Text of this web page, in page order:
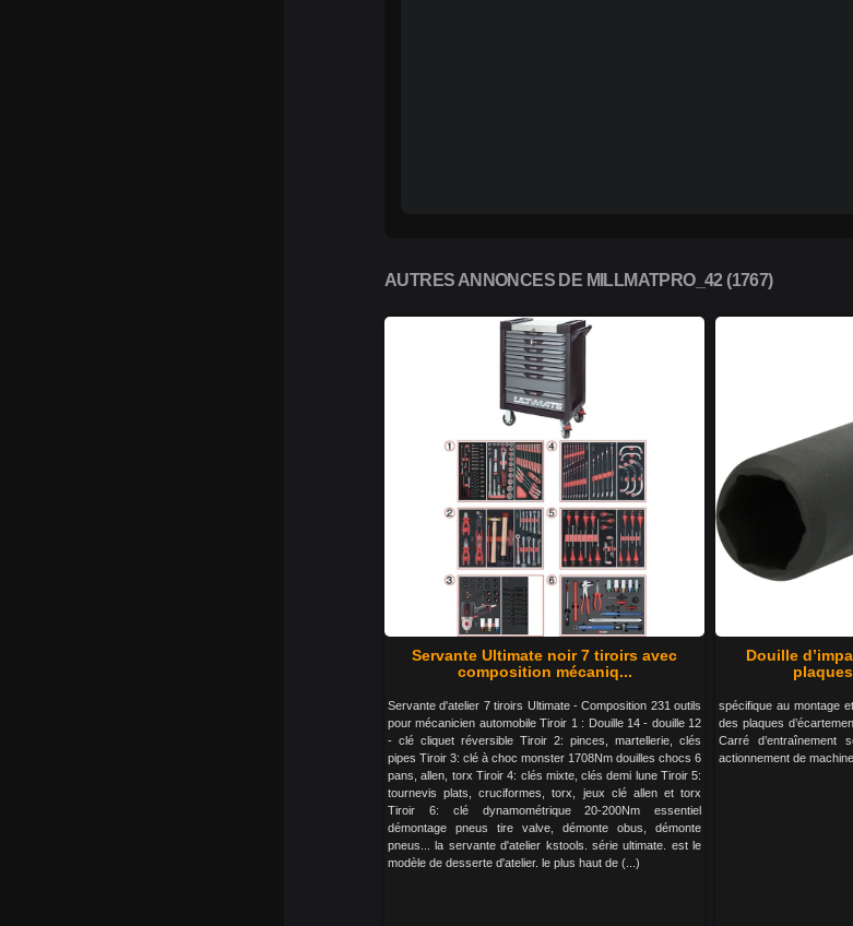
AUTRES ANNONCES DE MILLMATPRO_42 (1767)
Servante Ultimate noir 7 tiroirs avec
composition mécaniq...
Servante d'atelier 7 tiroirs Ultimate - Composition 231 outils
pour mécanicien automobile Tiroir 1 : Douille 14 - douille 12
- clé cliquet réversible Tiroir 2: pinces, martellerie, clés
pipes Tiroir 3: clé à choc monster 1708Nm douilles chocs 6
pans, allen, torx Tiroir 4: clés mixte, clés demi lune Tiroir 5:
tournevis plats, cruciformes, torx, jeux clé allen et torx
Tiroir 6: clé dynamométrique 20-200Nm essentiel
démontage pneus tire valve, démonte obus, démonte
pneus... la servante d'atelier kstools. série ultimate. est le
modèle de desserte d'atelier. le plus haut de (...)
Douille
spécifique au montage
des plaques
Carré d’entraînement
actionnement de